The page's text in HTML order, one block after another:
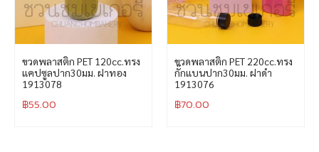
ขวดพลาสติก PET 120cc.ทรง
แคปซูลปาก30มม. ฝาทอง
1913078
฿55.00
ขวดพลาสติก PET 220cc.ทรง
กั๊กแบนปาก30มม. ฝาดำ
1913076
฿70.00